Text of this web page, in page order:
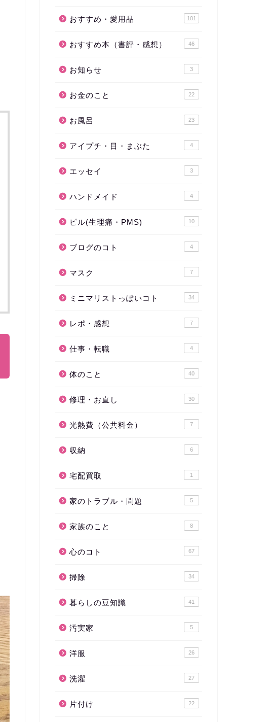
おすすめ・愛用品 101
おすすめ本（書評・感想） 46
お知らせ 3
お金のこと 22
お風呂 23
アイプチ・目・まぶた 4
エッセイ 3
ハンドメイド 4
ピル(生理痛・PMS) 10
ブログのコト 4
マスク 7
ミニマリストっぽいコト 34
レポ・感想 7
仕事・転職 4
体のこと 40
修理・お直し 30
光熱費（公共料金） 7
収納 6
宅配買取 1
家のトラブル・問題 5
家族のこと 8
心のコト 67
掃除 34
暮らしの豆知識 41
汚実家 5
洋服 26
洗濯 27
片付け 22